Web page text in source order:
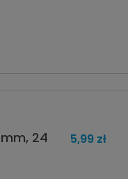
24
5,99 zł